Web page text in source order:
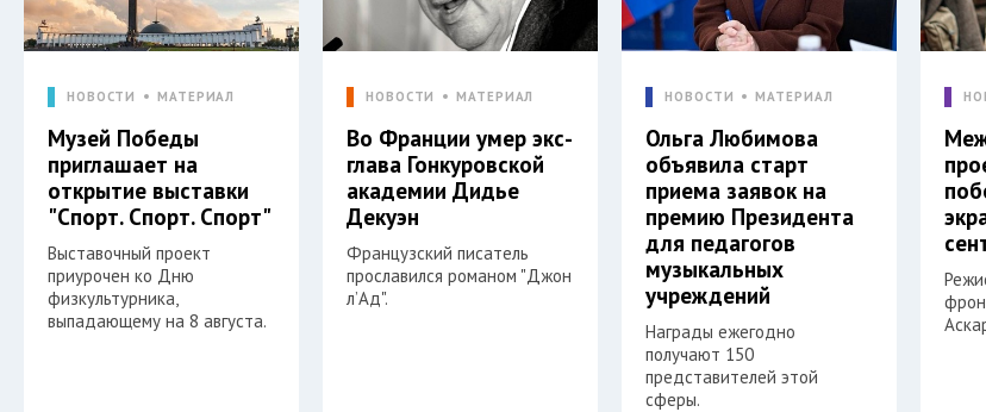
НОВОСТИ МАТЕРИАЛ
Музей Победы
приглашает на
открытие выставки
"Спорт. Спорт. Спорт"
Выставочный проект
приурочен ко Дню
физкультурника,
выпадающему на 8 августа.
НОВОСТИ МАТЕРИАЛ
Во Франции умер экс-
глава Гонкуровской
академии Дидье
Декуэн
Французский писатель
прославился романом "Джон
л’Ад".
НОВОСТИ МАТЕРИАЛ
Ольга Любимова
объявила старт
приема заявок на
премию Президента
для педагогов
музыкальных
учреждений
Награды ежегодно
получают 150
представителей этой
сферы.